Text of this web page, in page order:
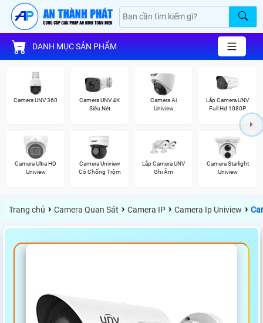
DANH MỤC SẢN PHẨM
Camera UNV 360
Camera UNV 4K
Siêu Nét
Camera Ai
Uniview
Lắp Camera UNV
Full Hd 1080P
Camera Ultra HD
Uniview
Camera Uniview
Có Chống Trộm
Lắp Camera UNV
Ghi Âm
Camera Starlight
Uniview
Trang chủ › Camera Quan Sát › Camera IP › Camera Ip Uniview ›